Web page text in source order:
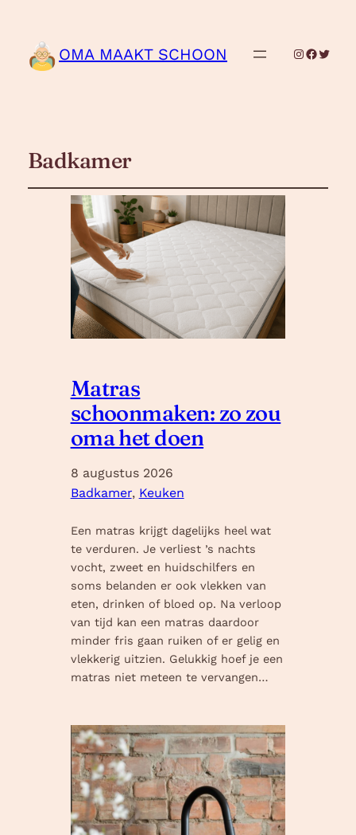
OMA MAAKT SCHOON Instagram
Badkamer
Matras
schoonmaken: zo zou
oma het doen
8 augustus 2026
Badkamer, Keuken
Een matras krijgt dagelijks heel wat
te verduren. Je verliest ’s nachts
vocht, zweet en huidschilfers en
soms belanden er ook vlekken van
eten, drinken of bloed op. Na verloop
van tijd kan een matras daardoor
minder fris gaan ruiken of er gelig en
vlekkerig uitzien. Gelukkig hoef je een
matras niet meteen te vervangen…